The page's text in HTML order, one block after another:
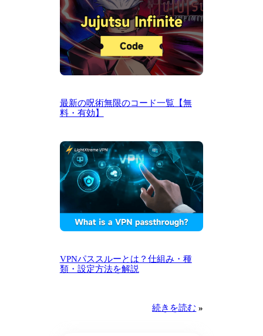
最新の呪術無限のコード一覧【無
料・有効】
VPNパススルーとは？仕組み・種
類・設定方法を解説
続きを読む »